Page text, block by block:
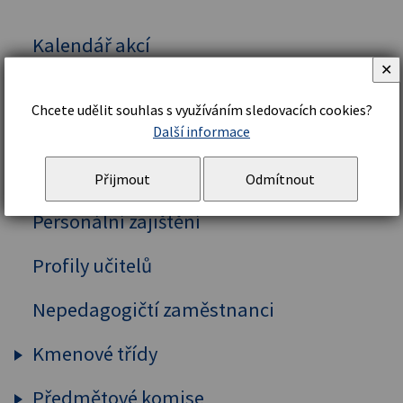
Kalendář akcí
Organizační řád a struktura
Školní řád
Personální zajištění
Profily učitelů
Nepedagogičtí zaměstnanci
Kmenové třídy
Prima
Chcete udělit souhlas s využíváním sledovacích cookies?
Další informace
Přijmout Odmítnout
✕